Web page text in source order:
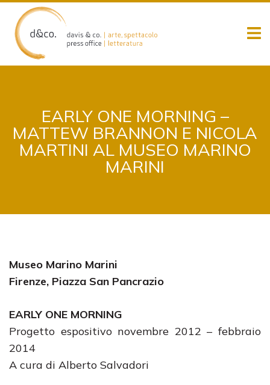
content
EARLY ONE MORNING –
MATTEW BRANNON E NICOLA
MARTINI AL MUSEO MARINO
MARINI
Museo Marino Marini
Firenze, Piazza San Pancrazio
EARLY ONE MORNING
Progetto espositivo novembre 2012 – febbraio
2014
A cura di Alberto Salvadori